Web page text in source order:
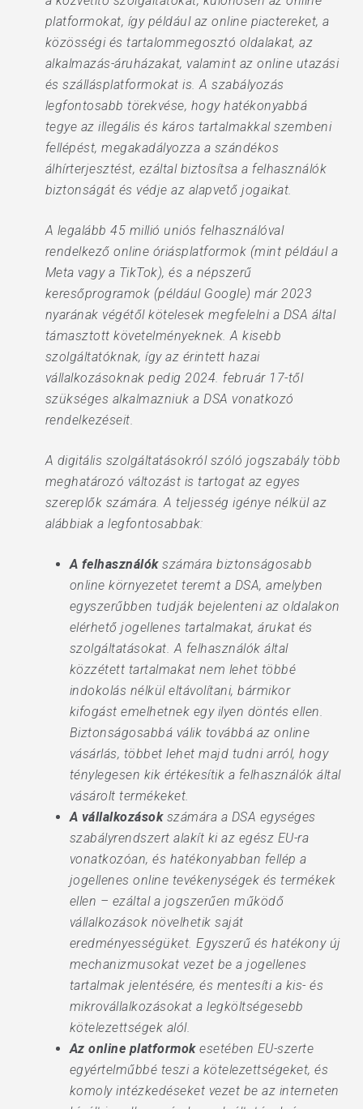
platformokat, így például az online piactereket, a
közösségi és tartalommegosztó oldalakat, az
alkalmazás-áruházakat, valamint az online utazási
és szállásplatformokat is. A szabályozás
legfontosabb törekvése, hogy hatékonyabbá
tegye az illegális és káros tartalmakkal szembeni
fellépést, megakadályozza a szándékos
álhírterjesztést, ezáltal biztosítsa a felhasználók
biztonságát és védje az alapvető jogaikat.
A legalább 45 millió uniós felhasználóval
rendelkező online óriásplatformok (mint például a
Meta vagy a TikTok), és a népszerű
keresőprogramok (például Google) már 2023
nyarának végétől kötelesek megfelelni a DSA által
támasztott követelményeknek. A kisebb
szolgáltatóknak, így az érintett hazai
vállalkozásoknak pedig 2024. február 17-től
szükséges alkalmazniuk a DSA vonatkozó
rendelkezéseit.
A digitális szolgáltatásokról szóló jogszabály több
meghatározó változást is tartogat az egyes
szereplők számára. A teljesség igénye nélkül az
alábbiak a legfontosabbak:
A felhasználókszámára biztonságosabb
online környezetet teremt a DSA, amelyben
egyszerűbben tudják bejelenteni az oldalakon
elérhető jogellenes tartalmakat, árukat és
szolgáltatásokat. A felhasználók által
közzétett tartalmakat nem lehet többé
indokolás nélkül eltávolítani, bármikor
kifogást emelhetnek egy ilyen döntés ellen.
Biztonságosabbá válik továbbá az online
vásárlás, többet lehet majd tudni arról, hogy
ténylegesen kik értékesítik a felhasználók által
vásárolt termékeket.
A vállalkozások számára a DSA egységes
szabályrendszert alakít ki az egész EU-ra
vonatkozóan, és hatékonyabban fellép a
jogellenes online tevékenységek és termékek
ellen – ezáltal a jogszerűen működő
vállalkozások növelhetik saját
eredményességüket. Egyszerű és hatékony új
mechanizmusokat vezet be a jogellenes
tartalmak jelentésére, és mentesíti a kis- és
mikrovállalkozásokat a legköltségesebb
kötelezettségek alól.
Az online platformokesetében EU-szerte
egyértelműbbé teszi a kötelezettségeket, és
komoly intézkedéseket vezet be az interneten